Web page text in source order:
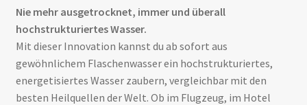
Nie mehr ausgetrocknet, immer und überall
hochstrukturiertes Wasser.
Mit dieser Innovation kannst du ab sofort aus
gewöhnlichem Flaschenwasser ein hochstrukturiertes,
energetisiertes Wasser zaubern, vergleichbar mit den
besten Heilquellen der Welt. Ob im Flugzeug, im Hotel